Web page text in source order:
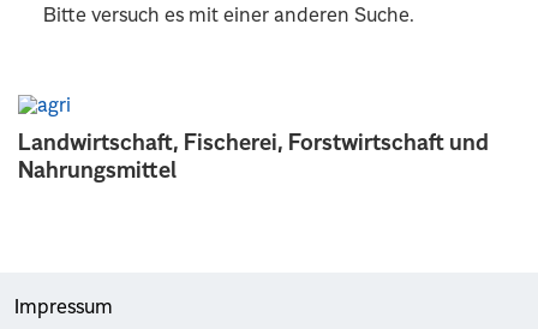
Landwirtschaft, Fischerei, Forstwirtschaft und
Nahrungsmittel
Bitte versuch es mit einer anderen Suche.
Impressum